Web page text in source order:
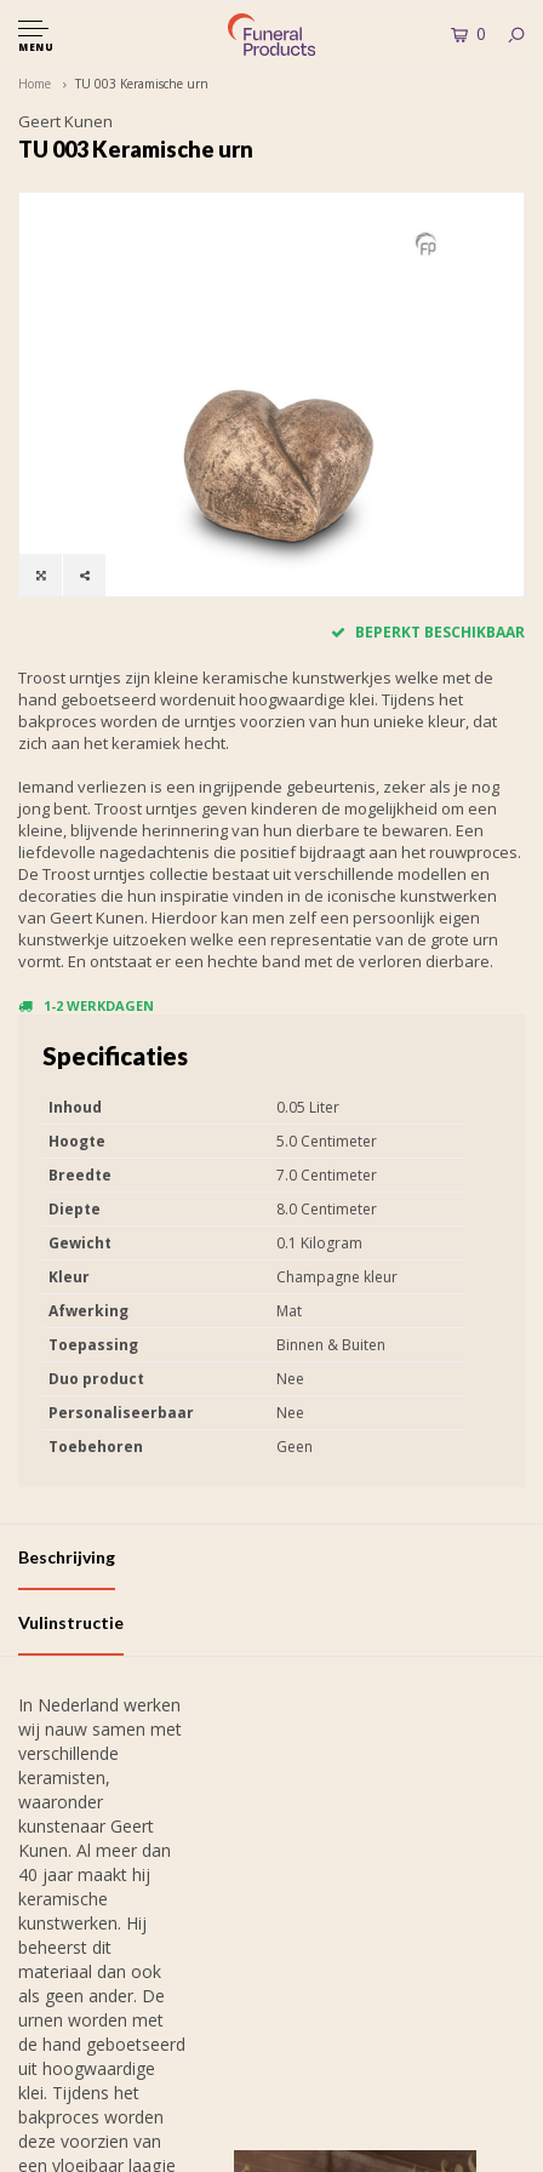
MENU
0
Home TU 003 Keramische urn
Geert Kunen
TU 003 Keramische urn
BEPERKT BESCHIKBAAR
Troost urntjes zijn kleine keramische kunstwerkjes welke met de
hand geboetseerd wordenuit hoogwaardige klei. Tijdens het
bakproces worden de urntjes voorzien van hun unieke kleur, dat
zich aan het keramiek hecht.
Iemand verliezen is een ingrijpende gebeurtenis, zeker als je nog
jong bent. Troost urntjes geven kinderen de mogelijkheid om een
kleine, blijvende herinnering van hun dierbare te bewaren. Een
liefdevolle nagedachtenis die positief bijdraagt aan het rouwproces.
De Troost urntjes collectie bestaat uit verschillende modellen en
decoraties die hun inspiratie vinden in de iconische kunstwerken
van Geert Kunen. Hierdoor kan men zelf een persoonlijk eigen
kunstwerkje uitzoeken welke een representatie van de grote urn
vormt. En ontstaat er een hechte band met de verloren dierbare.
1-2 WERKDAGEN
Specificaties
Inhoud
0.05 Liter
Hoogte
5.0 Centimeter
Breedte
7.0 Centimeter
Diepte
8.0 Centimeter
Gewicht
0.1 Kilogram
Kleur
Champagne kleur
Afwerking
Mat
Toepassing
Binnen & Buiten
Duo product
Nee
Personaliseerbaar
Nee
Toebehoren
Geen
Beschrijving
Vulinstructie
In Nederland werken
wij nauw samen met
verschillende
keramisten,
waaronder
kunstenaar Geert
Kunen. Al meer dan
40 jaar maakt hij
keramische
kunstwerken. Hij
beheerst dit
materiaal dan ook
als geen ander. De
urnen worden met
de hand geboetseerd
uit hoogwaardige
klei. Tijdens het
bakproces worden
deze voorzien van
een vloeibaar laagje